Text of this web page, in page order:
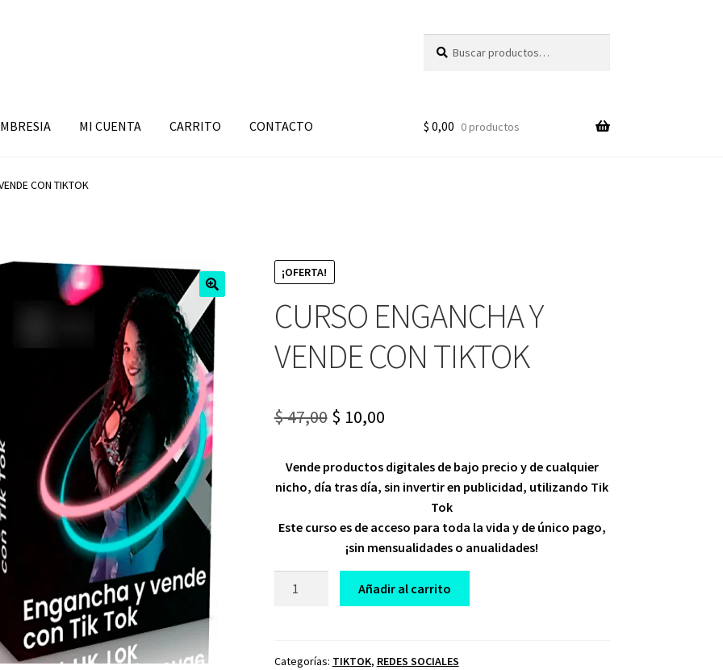
por:
MI CUENTA CARRITO CONTACTO $ 0,00 0 productos
CON TIKTOK
¡OFERTA!
CURSO ENGANCHA Y
VENDE CON TIKTOK
$47,00 Original
was:
$ 10,00Current
is:
$ 10,00.
Vende productos digitales de bajo precio y de cualquier
nicho, día tras día, sin invertir en publicidad, utilizando Tik
Tok
Este curso es de acceso para toda la vida y de único pago,
¡sin mensualidades o anualidades!
CON
Añadir al carrito
Categorías: TIKTOK, REDES SOCIALES